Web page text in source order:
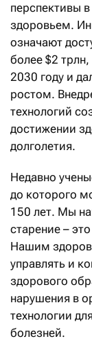
перспективы
здоровьем.
означают
более $2
2030 году и
ростом.
технологий
достижении
долголетия.
Недавно
до которого
150 лет. Мы
старение –
Нашим
управлять и
здорового
нарушения в
технологии
болезней.